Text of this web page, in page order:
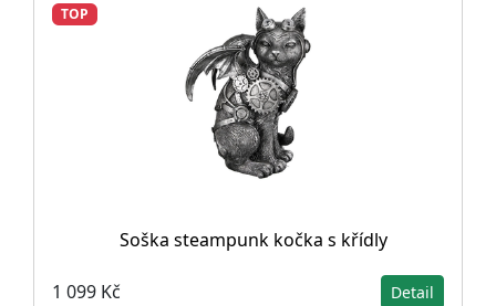
TOP
Soška steampunk kočka s křídly
1 099 Kč Detail